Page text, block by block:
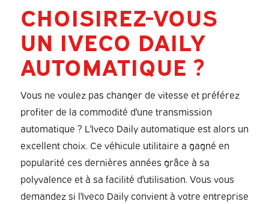
CHOISIREZ-VOUS
UN IVECO DAILY
AUTOMATIQUE ?
Vous ne voulez pas changer de vitesse et préférez
profiter de la commodité d'une transmission
automatique ? L'Iveco Daily automatique est alors un
excellent choix. Ce véhicule utilitaire a gagné en
popularité ces dernières années grâce à sa
polyvalence et à sa facilité d'utilisation. Vous vous
demandez si l'Iveco Daily convient à votre entreprise